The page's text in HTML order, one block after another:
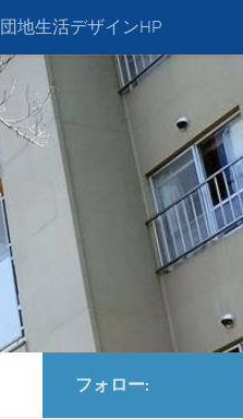
団地生活デザインHP
フォロー: